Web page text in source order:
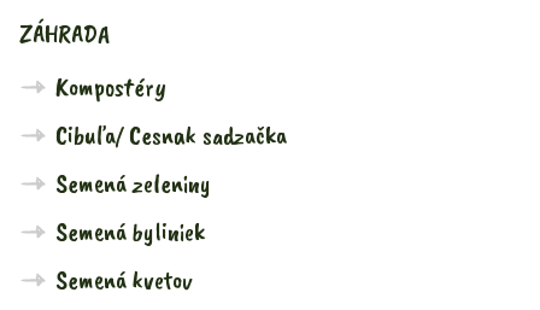
ZÁHRADA
Kompostéry
Cibuľa/ Cesnak sadzačka
Semená zeleniny
Semená byliniek
Semená kvetov